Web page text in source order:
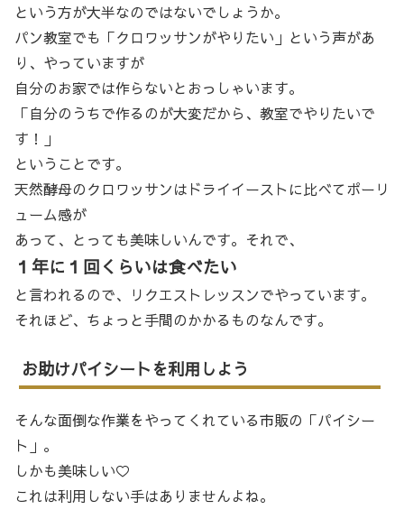
という方が大半なのではないでしょうか。
パン教室でも「クロワッサンがやりたい」という声があ
り、やっていますが
自分のお家では作らないとおっしゃいます。
「自分のうちで作るのが大変だから、教室でやりたいで
す！」
ということです。
天然酵母のクロワッサンはドライイーストに比べてポーリ
ューム感が
あって、とっても美味しいんです。それで、
１年に１回くらいは食べたい
と言われるので、リクエストレッスンでやっています。
それほど、ちょっと手間のかかるものなんです。
お助けパイシートを利用しよう
そんな面倒な作業をやってくれている市販の「パイシー
ト」。
しかも美味しい♡
これは利用しない手はありませんよね。